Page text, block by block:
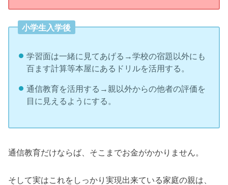
小学生入学後
学習面は一緒に見てあげる→学校の宿題以外にも
百ます計算等本屋にあるドリルを活用する。
通信教育を活用する→親以外からの他者の評価を
目に見えるようにする。
通信教育だけならば、そこまでお金がかかりません。
そして実はこれをしっかり実現出来ている家庭の親は、